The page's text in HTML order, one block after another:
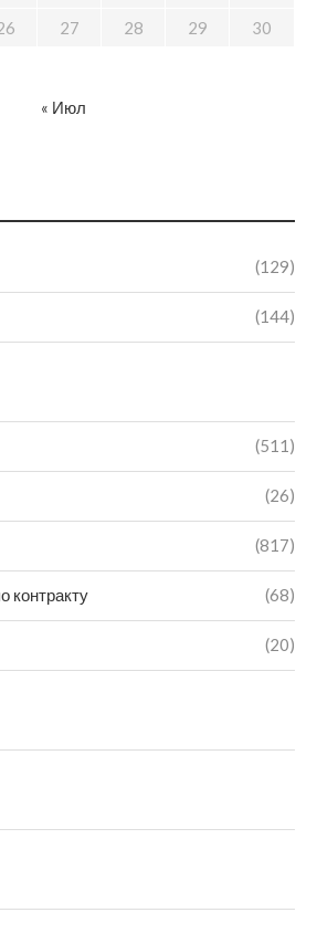
(129)
(144)
(511)
(26)
(817)
контракту (68)
(20)
27 28 29
30
« Июл